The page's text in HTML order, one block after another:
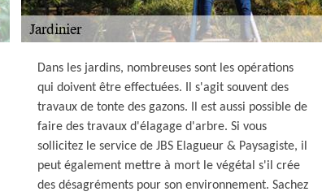
Dans les jardins, nombreuses sont les opérations
qui doivent être effectuées. Il s'agit souvent des
travaux de tonte des gazons. Il est aussi possible de
faire des travaux d'élagage d'arbre. Si vous
sollicitez le service de JBS Elagueur & Paysagiste, il
peut également mettre à mort le végétal s'il crée
des désagréments pour son environnement. Sachez